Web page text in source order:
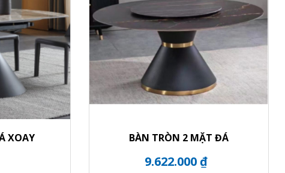
XOAY
BÀN TRÒN 2 MẶT ĐÁ
9.622.000 ₫